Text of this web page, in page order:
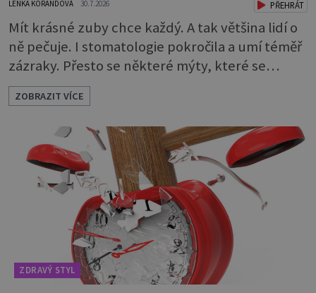
LENKA KORANDOVÁ 30.7.2026 PŘEHRÁT
Mít krásné zuby chce každý. A tak většina lidí o
ně pečuje. I stomatologie pokročila a umí téměř
zázraky. Přesto se některé mýty, které se
tradují, nedaří vyvrátit. Které? Večer místo
čištění snězte jablko Jedna z nejoblíbenějších
pověr už z časů našich babiček, kterou se
rozhodně nevyplatí praktikovat. Jablko
opravdu zuby nevyčistí. Obsahuje sacharidy,
které bakterie v ústech pře
ZOBRAZIT VÍCE
ZDRAVÝ STYL